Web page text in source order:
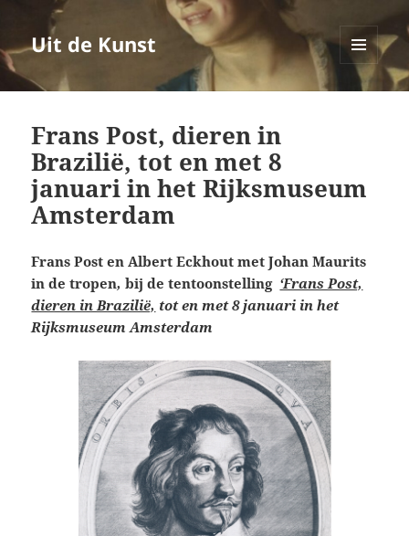
Uit de Kunst
MENU
EN
Frans Post, dieren in
Brazilië, tot en met 8
januari in het Rijksmuseum
Amsterdam
Frans Post en Albert Eckhout met Johan Maurits
in de tropen, bij de tentoonstelling ‘Frans Post,
dieren in Brazilië, tot en met 8 januari in het
Rijksmuseum Amsterdam